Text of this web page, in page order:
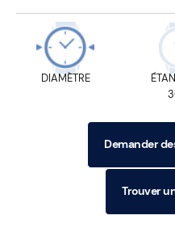
DIAMÈTRE
Demander
Trouver